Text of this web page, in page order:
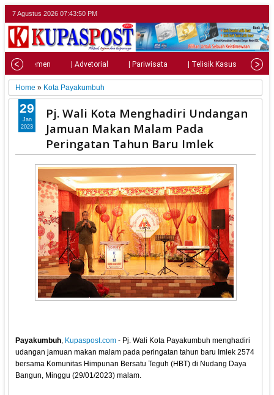
7 Agustus 2026 07:43:52 PM
| Parlemen | Advetorial | Pariwisata | Telisik Kasus |
Home » Kota Payakumbuh
Pj. Wali Kota Menghadiri Undangan
Jamuan Makan Malam Pada
Peringatan Tahun Baru Imlek
Payakumbuh, Kupaspost.com - Pj. Wali Kota Payakumbuh menghadiri
udangan jamuan makan malam pada peringatan tahun baru Imlek 2574
bersama Komunitas Himpunan Bersatu Teguh (HBT) di Nudang Daya
Bangun, Minggu (29/01/2023) malam.
29
Jan
2023